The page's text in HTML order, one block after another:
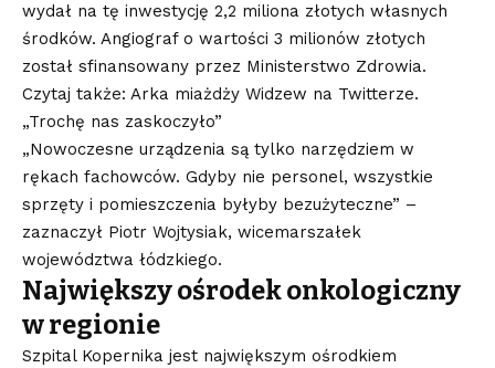
wydał na tę inwestycję 2,2 miliona złotych własnych
środków. Angiograf o wartości 3 milionów złotych
został sfinansowany przez Ministerstwo Zdrowia.
Czytaj także: Arka miażdży Widzew na Twitterze.
„Trochę nas zaskoczyło”
„Nowoczesne urządzenia są tylko narzędziem w
rękach fachowców. Gdyby nie personel, wszystkie
sprzęty i pomieszczenia byłyby bezużyteczne” –
zaznaczył Piotr Wojtysiak, wicemarszałek
województwa łódzkiego.
Największy ośrodek onkologiczny
w regionie
Szpital Kopernika jest największym ośrodkiem